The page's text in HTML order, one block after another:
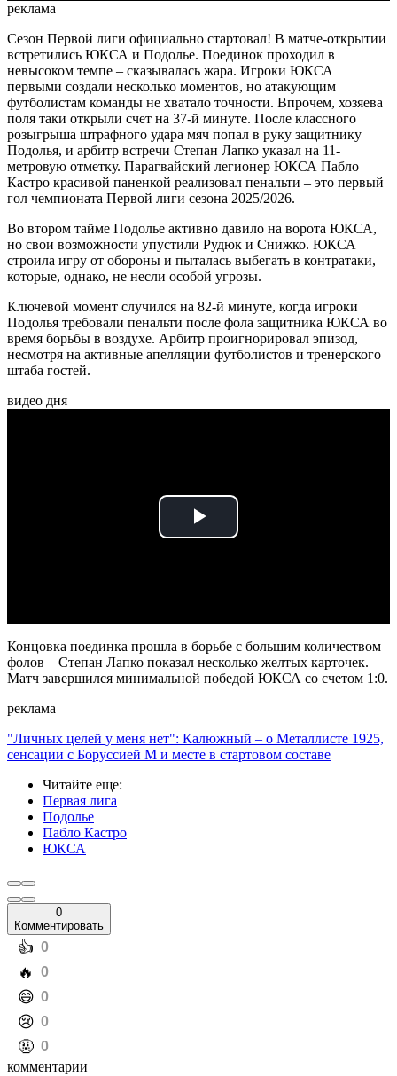
реклама
Сезон Первой лиги официально стартовал! В матче-открытии
встретились ЮКСА и Подолье. Поединок проходил в
невысоком темпе – сказывалась жара. Игроки ЮКСА
первыми создали несколько моментов, но атакующим
футболистам команды не хватало точности. Впрочем, хозяева
поля таки открыли счет на 37-й минуте. После классного
розыгрыша штрафного удара мяч попал в руку защитнику
Подолья, и арбитр встречи Степан Лапко указал на 11-
метровую отметку. Парагвайский легионер ЮКСА Пабло
Кастро красивой паненкой реализовал пенальти – это первый
гол чемпионата Первой лиги сезона 2025/2026.
Во втором тайме Подолье активно давило на ворота ЮКСА,
но свои возможности упустили Рудюк и Снижко. ЮКСА
строила игру от обороны и пыталась выбегать в контратаки,
которые, однако, не несли особой угрозы.
Ключевой момент случился на 82-й минуте, когда игроки
Подолья требовали пенальти после фола защитника ЮКСА во
время борьбы в воздухе. Арбитр проигнорировал эпизод,
несмотря на активные апелляции футболистов и тренерского
штаба гостей.
видео дня
Play
Концовка поединка прошла в борьбе с большим количеством
фолов – Степан Лапко показал несколько желтых карточек.
Матч завершился минимальной победой ЮКСА со счетом 1:0.
реклама
"Личных целей у меня нет": Калюжный – о Металлисте 1925,
сенсации с Боруссией М и месте в стартовом составе
Читайте еще:
Первая лига
Подолье
Пабло Кастро
ЮКСА
0
Комментировать
️👍 0
️🔥 0
️😄 0
️😢 0
️🤬 0
комментарии